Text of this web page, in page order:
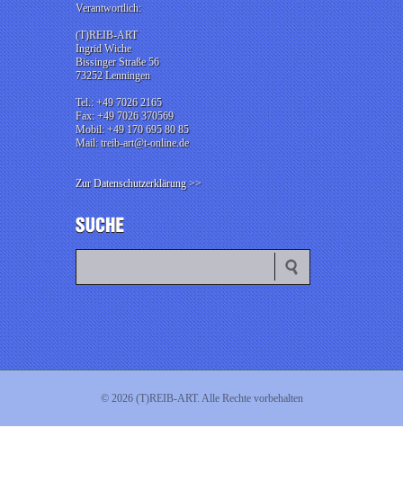
Verantwortlich:
(T)REIB-ART
Ingrid Wiche
Bissinger Straße 56
73252 Lenningen
Tel.: +49 7026 2165
Fax: +49 7026 370569
Mobil: +49 170 695 80 85
Mail: treib-art@t-online.de
Zur Datenschutzerklärung >>
© 2026 (T)REIB-ART. Alle Rechte vorbehalten